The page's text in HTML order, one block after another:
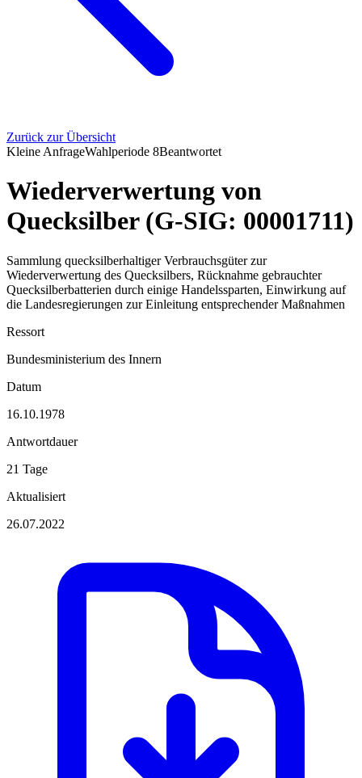
Zurück zur Übersicht
Kleine AnfrageWahlperiode 8Beantwortet
Wiederverwertung von
Quecksilber (G-SIG: 00001711)
Sammlung quecksilberhaltiger Verbrauchsgüter zur
Wiederverwertung des Quecksilbers, Rücknahme gebrauchter
Quecksilberbatterien durch einige Handelssparten, Einwirkung auf
die Landesregierungen zur Einleitung entsprechender Maßnahmen
Ressort
Bundesministerium des Innern
Datum
16.10.1978
Antwortdauer
21 Tage
Aktualisiert
26.07.2022